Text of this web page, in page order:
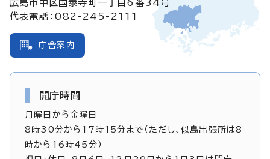
広島市中区国泰寺町一丁目6番34号
代表電話：082-245-2111
庁舎案内
開庁時間
月曜日から金曜日
8時30分から17時15分まで（ただし、似島出張所は8
時から16時45分）